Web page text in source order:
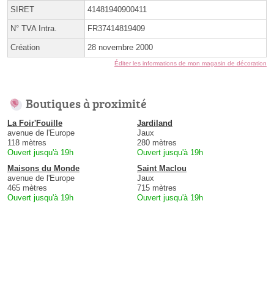
SIRET 41481940900411
N° TVA Intra. FR37414819409
Création 28 novembre 2000
Éditer les informations de mon magasin de décoration
Boutiques à proximité
La Foir'Fouille
avenue de l'Europe
118 mètres
Ouvert jusqu'à 19h
Jardiland
Jaux
280 mètres
Ouvert jusqu'à 19h
Maisons du Monde
avenue de l'Europe
465 mètres
Ouvert jusqu'à 19h
Saint Maclou
Jaux
715 mètres
Ouvert jusqu'à 19h